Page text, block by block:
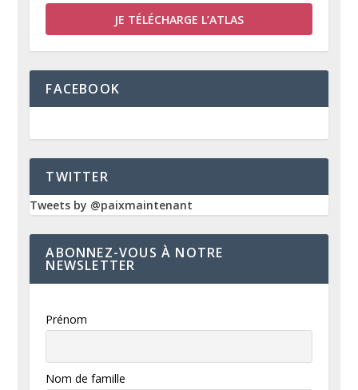
JE TÉLÉCHARGE L’ATLAS
FACEBOOK
TWITTER
Tweets by @paixmaintenant
ABONNEZ-VOUS À NOTRE
NEWSLETTER
Prénom
Nom de famille